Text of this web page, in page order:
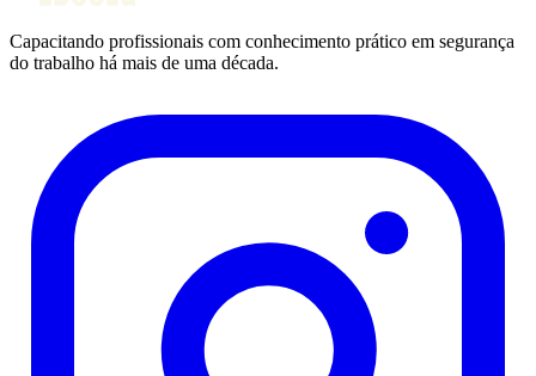
Capacitando profissionais com conhecimento prático em segurança
do trabalho há mais de uma década.